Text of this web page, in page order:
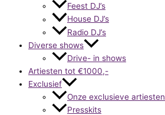
Feest DJ’s
House DJ’s
Radio DJ’s
Diverse shows
Drive- in shows
Artiesten tot €1000,-
Exclusief
Onze exclusieve
Presskits